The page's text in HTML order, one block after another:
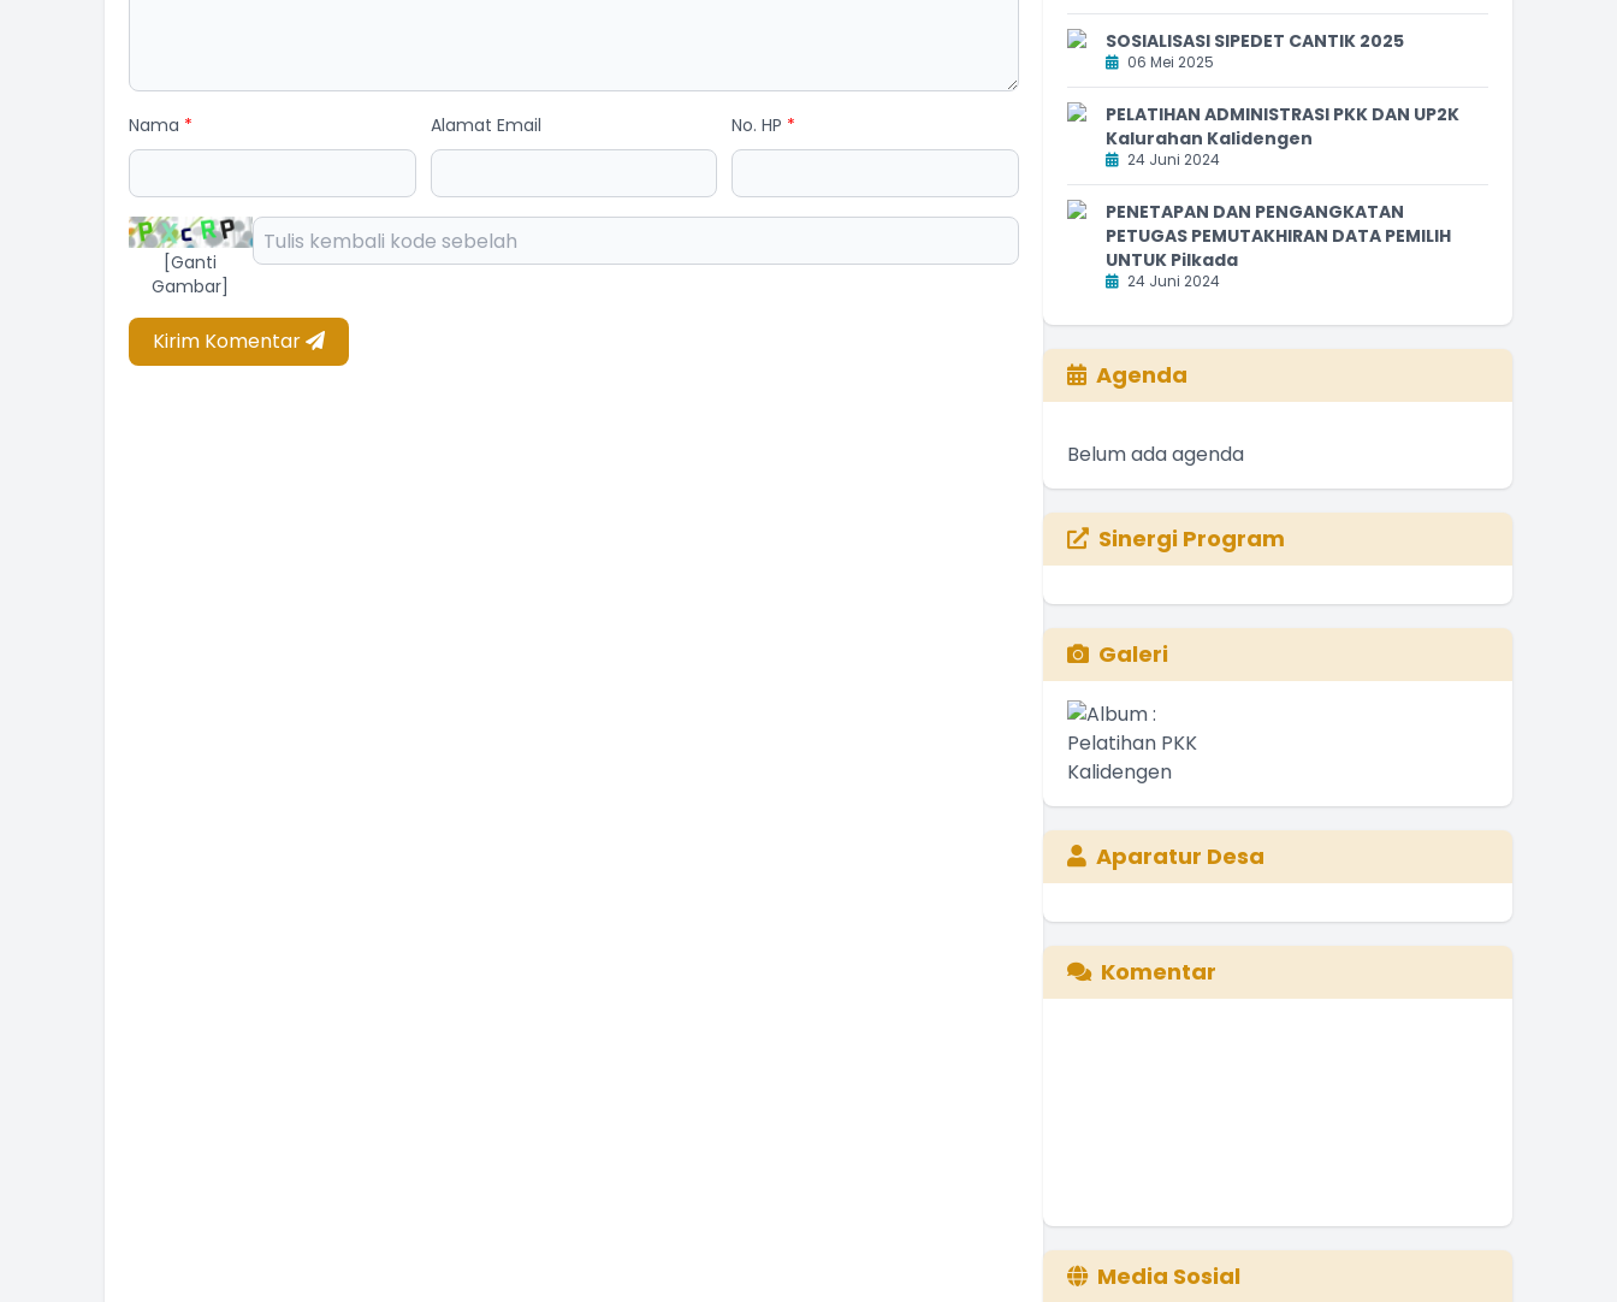
Nama * Alamat Email No. HP *
[Ganti
Gambar]
Kirim Komentar
SOSIALISASI SIPEDET CANTIK 2025
06 Mei 2025
PELATIHAN ADMINISTRASI PKK DAN UP2K
Kalurahan Kalidengen
24 Juni 2024
PENETAPAN DAN PENGANGKATAN
PETUGAS PEMUTAKHIRAN DATA PEMILIH
UNTUK Pilkada
24 Juni 2024
Agenda
Belum ada agenda
Sinergi Program
Galeri
Aparatur Desa
Komentar
Media Sosial